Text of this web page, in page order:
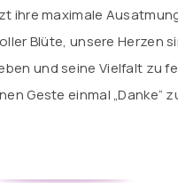
ihre maximale
Blüte, unsere Herzen
und seine Vielfalt zu
Geste einmal „Danke“